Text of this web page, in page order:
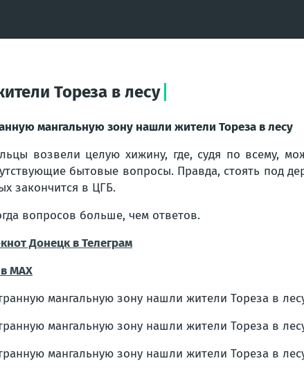
Тореза в лесу
мангальную зону нашли жители Тореза в лесу
возвели целую хижину, где, судя по всему,
бытовые вопросы. Правда, стоять под
закончится в ЦГБ.
вопросов больше, чем ответов.
Донецк в Телеграм
МАХ